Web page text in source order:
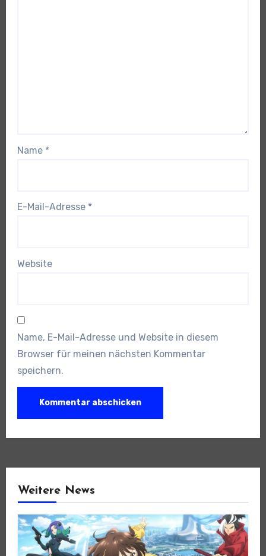
Name *
E-Mail-Adresse *
Website
Name, E-Mail-Adresse und Website in diesem
Browser für meinen nächsten Kommentar
speichern.
Weitere News